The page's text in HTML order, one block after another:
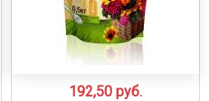
192,50 руб.